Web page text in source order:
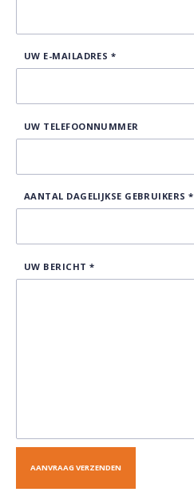
UW E-MAILADRES *
UW TELEFOONNUMMER
AANTAL DAGELIJKSE GEBRUIKERS*
UW BERICHT *